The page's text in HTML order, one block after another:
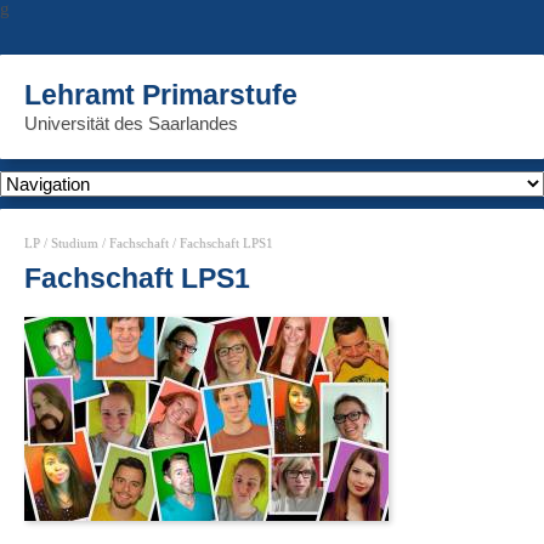
g
Lehramt Primarstufe
Universität des Saarlandes
LP / Studium / Fachschaft / Fachschaft LPS1
Fachschaft LPS1